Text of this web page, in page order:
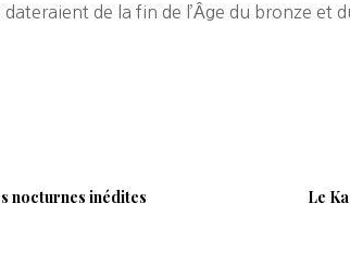
de la fin de l’Âge du bronze et
nocturnes inédites Le